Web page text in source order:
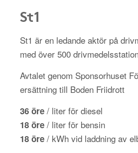
St1
St1 är en ledande aktör på
med över 500
Avtalet genom Sponsorhuset
ersättning till Boden Friidrott
36 öre / liter för diesel
18 öre / liter för bensin
18 öre / kWh vid laddning av